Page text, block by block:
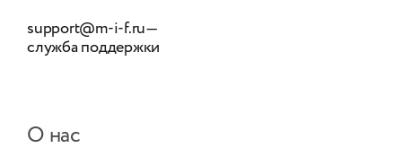
support@m-i-f.ru—
служба поддержки
О нас